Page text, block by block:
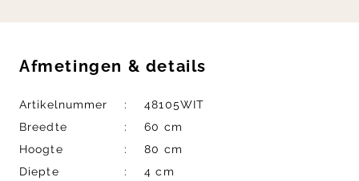
Afmetingen & details
Artikelnummer
48105WIT
Breedte
60 cm
Hoogte
80 cm
Diepte
4 cm